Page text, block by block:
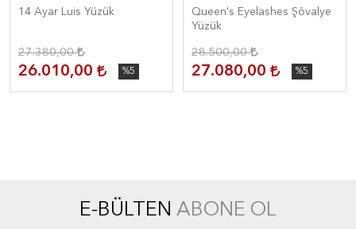
14 Ayar Luis Yüzük
27.380,00
26.010,00 %5
Queen's Eyelashes Şövalye
Yüzük
28.500,00
27.080,00 %5
E-BÜLTEN ABONE OL